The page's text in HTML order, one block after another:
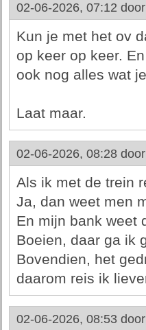
02-06-2026, 07:12 door
Kun je met het ov
op keer op keer.
ook nog alles wat
Laat maar.
02-06-2026, 08:28 door
Als ik met de trein
Ja, dan weet men
En mijn bank weet
Boeien, daar ga ik
Bovendien, het
daarom reis ik
02-06-2026, 08:53 door